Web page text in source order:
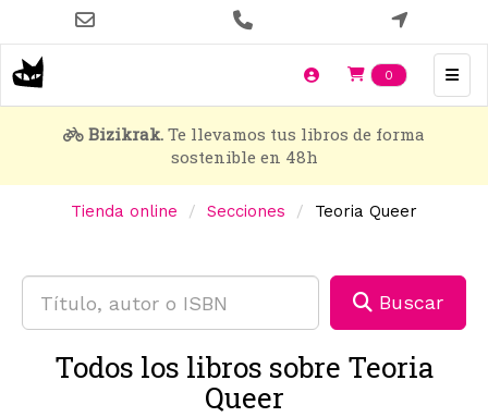
contenido
principal
0 Items en
Bizikrak. Te llevamos tus libros de forma
sostenible en 48h
Tienda online Secciones Teoria Queer
Buscar
Todos los libros sobre Teoria
Queer